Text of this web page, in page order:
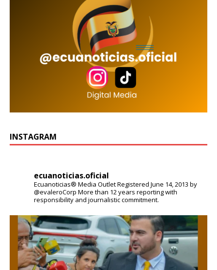
INSTAGRAM
ecuanoticias.oficial
Ecuanoticias® Media OutletRegistered June 14, 2013 by
@evaleroCorp More than 12 years reporting with
responsibility and journalistic commitment.